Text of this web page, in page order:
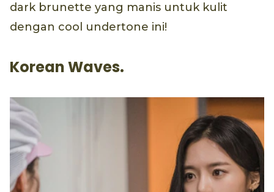
dark brunette yang manis untuk kulit
dengan cool undertone ini!
Korean Waves.